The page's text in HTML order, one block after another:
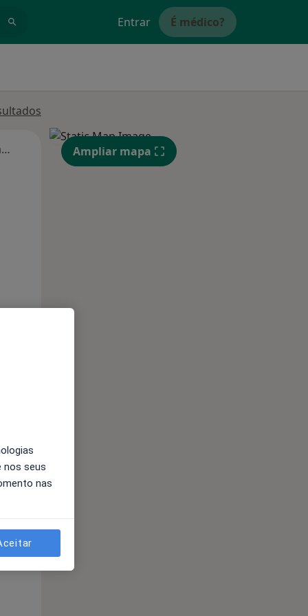
Entrar É médico?
Segunda-feira Qua Qui,
13 Ago
Segunda-feira Ter,
11 Ago
Ampliar mapa
nos seus
nas